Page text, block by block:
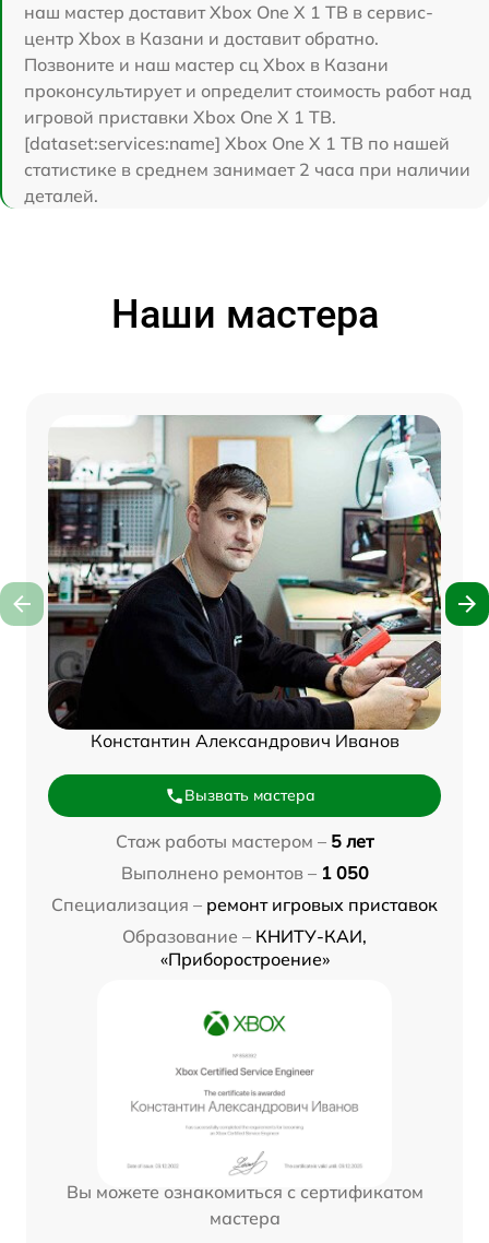
наш мастер доставит Xbox One X 1 TB в сервис-
центр Xbox в Казани и доставит обратно.
Позвоните и наш мастер сц Xbox в Казани
проконсультирует и определит стоимость работ над
игровой приставки Xbox One X 1 TB.
[dataset:services:name] Xbox One X 1 TB по нашей
статистике в среднем занимает 2 часа при наличии
деталей.
Наши мастера
Константин Александрович Иванов
Вызвать мастера
Стаж работы мастером – 5 лет
Выполнено ремонтов – 1 050
Специализация – ремонт игровых приставок
Образование – КНИТУ-КАИ,
«Приборостроение»
Вы можете ознакомиться с сертификатом
мастера